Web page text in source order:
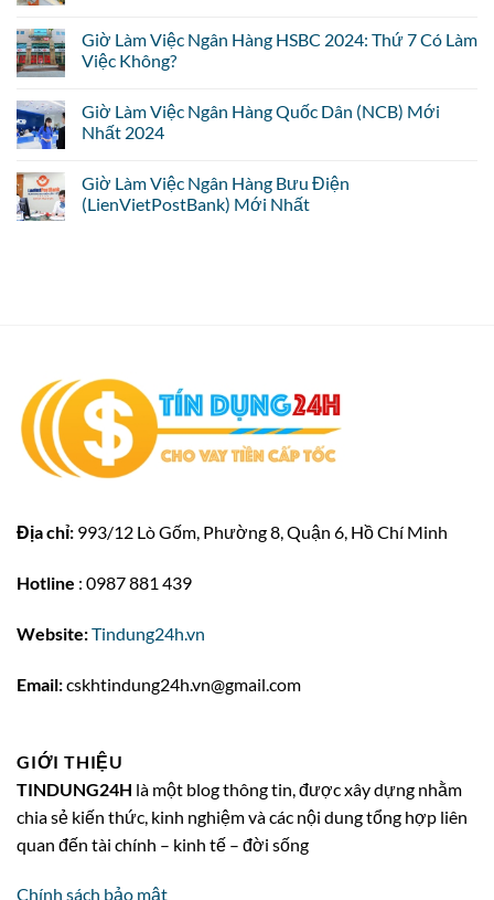
Giờ Làm Việc Ngân Hàng HSBC 2024: Thứ 7 Có Làm
Việc Không?
Giờ Làm Việc Ngân Hàng Quốc Dân (NCB) Mới
Nhất 2024
Giờ Làm Việc Ngân Hàng Bưu Điện
(LienVietPostBank) Mới Nhất
Địa chỉ: 993/12 Lò Gốm, Phường 8, Quận 6, Hồ Chí Minh
Hotline : 0987 881 439
Website:Tindung24h.vn
Email:cskhtindung24h.vn@gmail.com
GIỚI THIỆU
TINDUNG24H là một blog thông tin, được xây dựng nhằm
chia sẻ kiến thức, kinh nghiệm và các nội dung tổng hợp liên
quan đến tài chính – kinh tế – đời sống
Chính sách bảo mật